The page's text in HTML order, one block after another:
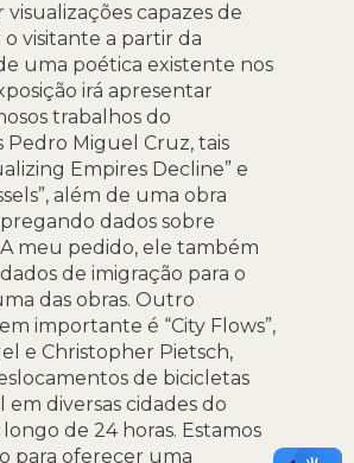
capazes de
o visitante a partir da
uma poética existente nos
irá apresentar
trabalhos do
Miguel Cruz, tais
Empires Decline” e
além de uma obra
dados sobre
meu pedido, ele também
de imigração para o
das obras. Outro
importante é “City Flows”,
e Christopher Pietsch,
de bicicletas
diversas cidades do
de 24 horas. Estamos
para oferecer uma